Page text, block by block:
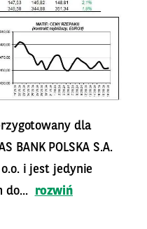
dla
BANK POLSKA S.A.
o.o. i jest jedynie
do...
rozwiń